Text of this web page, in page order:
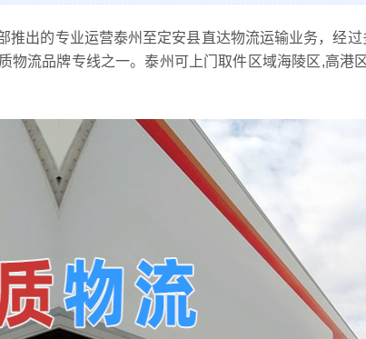
推出的专业运营泰州至定安县直达物流运输业务，经过
物流品牌专线之一。泰州可上门取件区域海陵区,高港